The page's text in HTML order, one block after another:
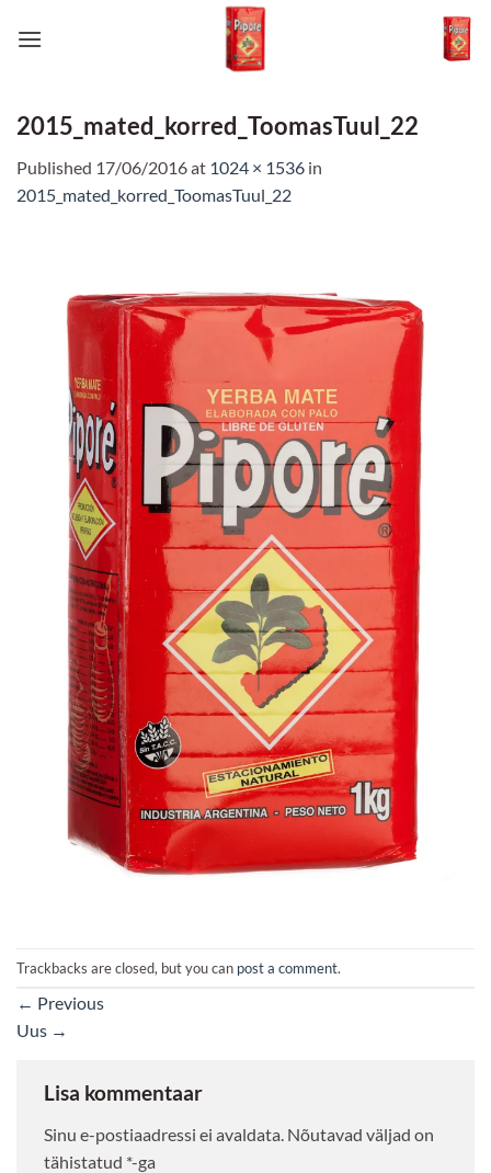
2015_mated_korred_ToomasTuul_22
Published 17/06/2016at 1024 × 1536 in
2015_mated_korred_ToomasTuul_22
Trackbacks are closed, but you can post a comment.
← Previous
Uus →
Lisa kommentaar
Sinu e-postiaadressi ei avaldata. Nõutavad väljad on
tähistatud *-ga